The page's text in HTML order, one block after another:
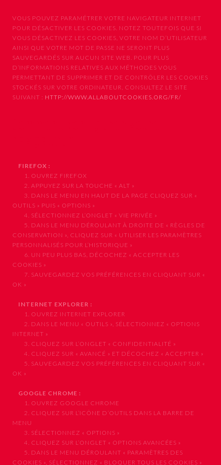
VOUS POUVEZ PARAMÉTRER VOTRE NAVIGATEUR INTERNET
POUR DÉSACTIVER LES COOKIES. NOTEZ TOUTEFOIS QUE SI
VOUS DÉSACTIVEZ LES COOKIES, VOTRE NOM D’UTILISATEUR
AINSI QUE VOTRE MOT DE PASSE NE SERONT PLUS
SAUVEGARDÉS SUR AUCUN SITE WEB. POUR PLUS
D’INFORMATIONS RELATIVES AUX MÉTHODES VOUS
PERMETTANT DE SUPPRIMER ET DE CONTRÔLER LES COOKIES
STOCKÉS SUR VOTRE ORDINATEUR, CONSULTEZ LE SITE
SUIVANT : HTTP://WWW.ALLABOUTCOOKIES.ORG/FR/
FIREFOX :
1. OUVREZ FIREFOX
2. APPUYEZ SUR LA TOUCHE « ALT »
3. DANS LE MENU EN HAUT DE LA PAGE CLIQUEZ SUR «
OUTILS » PUIS « OPTIONS »
4. SÉLECTIONNEZ L’ONGLET « VIE PRIVÉE »
5. DANS LE MENU DÉROULANT À DROITE DE « RÈGLES DE
CONSERVATION », CLIQUEZ SUR « UTILISER LES PARAMÈTRES
PERSONNALISÉS POUR L’HISTORIQUE »
6. UN PEU PLUS BAS, DÉCOCHEZ « ACCEPTER LES
COOKIES »
7. SAUVEGARDEZ VOS PRÉFÉRENCES EN CLIQUANT SUR «
OK »
INTERNET EXPLORER :
1. OUVREZ INTERNET EXPLORER
2. DANS LE MENU « OUTILS », SÉLECTIONNEZ « OPTIONS
INTERNET »
3. CLIQUEZ SUR L’ONGLET « CONFIDENTIALITÉ »
4. CLIQUEZ SUR « AVANCÉ » ET DÉCOCHEZ « ACCEPTER »
5. SAUVEGARDEZ VOS PRÉFÉRENCES EN CLIQUANT SUR «
OK »
GOOGLE CHROME :
1. OUVREZ GOOGLE CHROME
2. CLIQUEZ SUR L’ICÔNE D’OUTILS DANS LA BARRE DE
MENU
3. SÉLECTIONNEZ « OPTIONS »
4. CLIQUEZ SUR L’ONGLET « OPTIONS AVANCÉES »
5. DANS LE MENU DÉROULANT « PARAMÈTRES DES
COOKIES », SÉLECTIONNEZ « BLOQUER TOUS LES COOKIES »